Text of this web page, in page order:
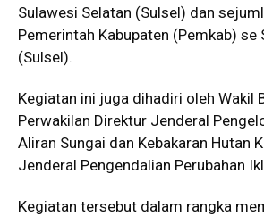
Sulawesi Selatan (Sulsel) dan
Pemerintah Kabupaten (Pemkab) se
(Sulsel).
Kegiatan ini juga dihadiri oleh Wakil
Perwakilan Direktur Jenderal
Aliran Sungai dan Kebakaran Hutan
Jenderal Pengendalian Perubahan
Kegiatan tersebut dalam rangka